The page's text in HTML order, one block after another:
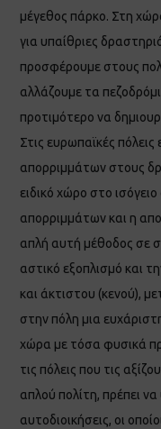
μέγεθος πάρκο. Στη
για υπαίθριες
προσφέρουμε στους
αλλάζουμε τα
προτιμότερο να
Στις ευρωπαϊκές
απορριμμάτων στους
ειδικό χώρο στο
απορριμμάτων και η
απλή αυτή μέθοδος σε
αστικό εξοπλισμό και
και άκτιστου (κενού),
στην πόλη μια
χώρα με τόσα φυσικά
τις πόλεις που τις
απλού πολίτη, πρέπει
αυτοδιοικήσεις, οι